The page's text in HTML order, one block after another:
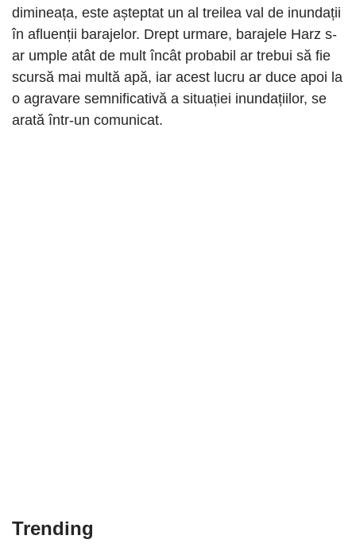
dimineața, este așteptat un al treilea val de inundații
în afluenții barajelor. Drept urmare, barajele Harz s-
ar umple atât de mult încât probabil ar trebui să fie
scursă mai multă apă, iar acest lucru ar duce apoi la
o agravare semnificativă a situației inundațiilor, se
arată într-un comunicat.
Trending